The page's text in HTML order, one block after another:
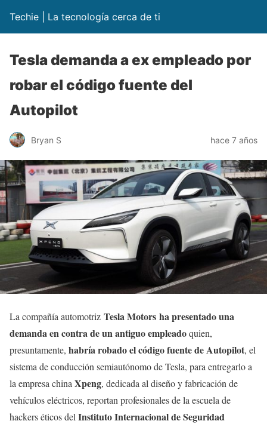
Techie | La tecnología cerca de ti
Tesla demanda a ex empleado por
robar el código fuente del
Autopilot
Bryan S hace 7 años
La compañía automotriz Tesla Motors ha presentado una
demanda en contra de un antiguo empleadoquien,
presuntamente, habría robado el código fuente de Autopilot, el
sistema de conducción semiautónomo de Tesla, para entregarlo a
la empresa china Xpeng, dedicada al diseño y fabricación de
vehículos eléctricos, reportan profesionales de la escuela de
hackers éticos del Instituto Internacional de Seguridad